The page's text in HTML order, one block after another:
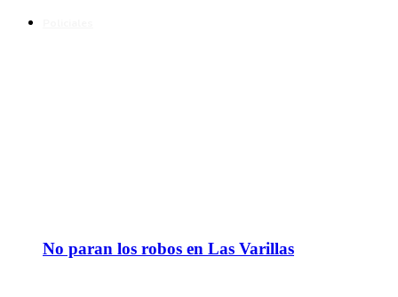
No paran los robos en Las Varillas